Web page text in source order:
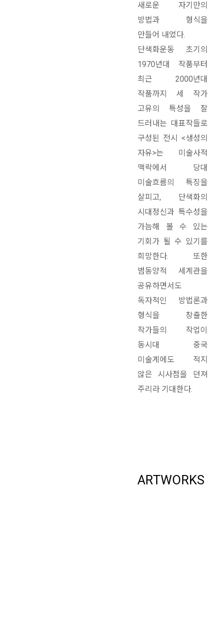
새로운 자기만의
방법과 형식을
만들어 내었다.
단색화운동 초기의
1970년대 작품부터
최근 2000년대
작품까지 세 작가
고유의 특성을 잘
드러내는 대표작들로
구성된 전시 <생성의
자유>는 미술사적
맥락에서 당대
미술흐름의 특징을
살피고, 단색화의
시대정신과 특수성을
가늠해 볼 수 있는
기회가 될 수 있기를
희망한다. 또한
범동양적 세계관을
공유하면서도
독자적인 방법론과
형식을 창출한
작가들의 작업이
동시대 중국
미술계에도 적지
않은 시사점을 던져
주리라 기대한다.
ARTWORKS